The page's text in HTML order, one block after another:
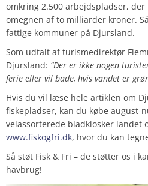
omkring 2.500 arbejdspladser, der
omegnen afto milliarder kroner.
fattige kommuner på Djursland.
Som udtalt af turismedirektør
Djursland: “Der er ikke nogen
ferie eller vil bade, hvis vandet er
Hvis du vil læse hele artiklen om
fiskepladser, kan du købe august-
velassorterede bladkiosker landet
www.fiskogfri.dk, hvor du kan
Så støt Fisk & Fri – de støtter os i
havbrug!